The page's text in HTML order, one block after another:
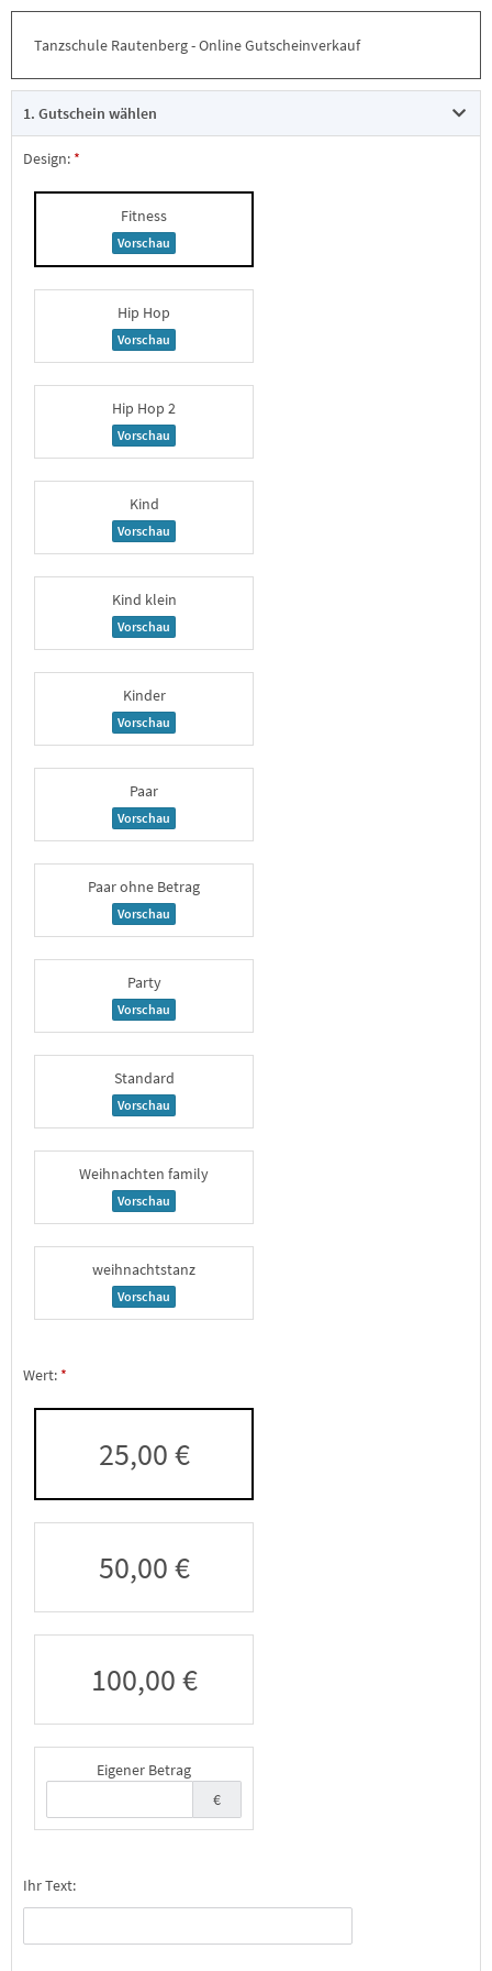
Tanzschule Rautenberg - Online Gutscheinverkauf
1. Gutschein wählen
Design:
Fitness
Vorschau
Hip Hop
Vorschau
Hip Hop 2
Vorschau
Kind
Vorschau
Kind klein
Vorschau
Kinder
Vorschau
Paar
Vorschau
Paar ohne Betrag
Vorschau
Party
Vorschau
Standard
Vorschau
Weihnachten family
Vorschau
weihnachtstanz
Vorschau
Wert:
25,00 €
50,00 €
100,00 €
Eigener Betrag
€
Ihr Text: